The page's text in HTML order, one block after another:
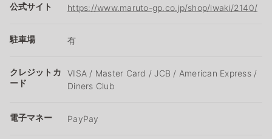
公式サイト https://www.maruto-gp.co.jp/shop/iwaki/2140/
駐車場 有
クレジットカ
ード
VISA / Master Card / JCB / American Express /
Diners Club
電子マネー PayPay